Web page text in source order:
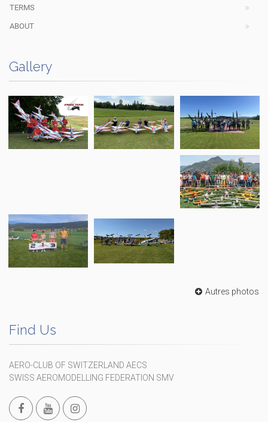
TERMS
ABOUT
Gallery
Autres photos
Find Us
AERO-CLUB OF SWITZERLAND AECS
SWISS AEROMODELLING FEDERATION SMV